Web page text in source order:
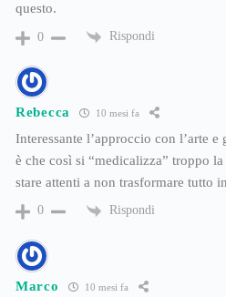
questo.
0 Rispondi
Rebecca 10 mesi fa
Interessante l’approccio con l’arte
è che così si “medicalizza” troppo
stare attenti a non trasformare tutto
0 Rispondi
Marco 10 mesi fa